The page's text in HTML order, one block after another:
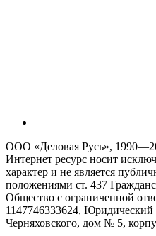
ООО «Деловая Русь»,
Интернет ресурс носит
характер и не является
положениями ст. 437
Общество с ограниченной
1147746333624, Юридический
Черняховского, дом № 5,